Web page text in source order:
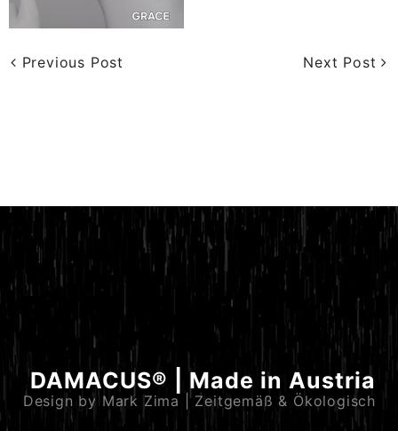
Previous Post Next Post
DAMACUS® | Made in Austria
Design by Mark Zima | Zeitgemäß & Ökologisch